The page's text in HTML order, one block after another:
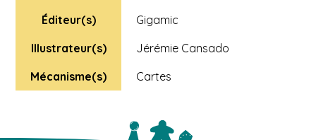
Éditeur(s)
Gigamic
Illustrateur(s)
Jérémie Cansado
Mécanisme(s)
Cartes